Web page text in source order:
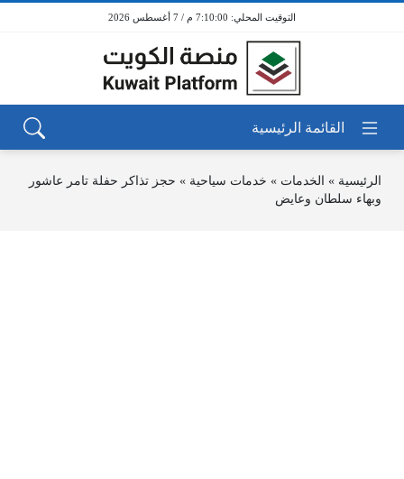
7:10:00 م / 7 أغسطس 2026
الرئيسية » الخدمات » خدمات سياحية » حجز تذاكر حفلة تامر عاشور
وبهاء سلطان وعايض